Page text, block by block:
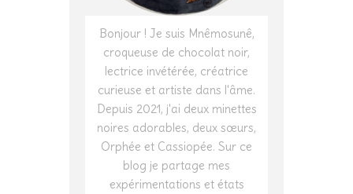
Bonjour ! Je suis Mnêmosunê,
croqueuse de chocolat noir,
lectrice invétérée, créatrice
curieuse et artiste dans l'âme.
Depuis 2021, j'ai deux minettes
noires adorables, deux sœurs,
Orphée et Cassiopée. Sur ce
blog je partage mes
expérimentations et états